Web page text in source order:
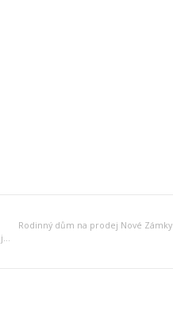
Rodinný dům na prodej Nové Zámky
Jiný objekt k bydlení a rekreaci na prodej Nové Zámky